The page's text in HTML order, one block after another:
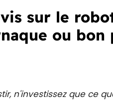
sur le
ou bon
n'investissez que ce